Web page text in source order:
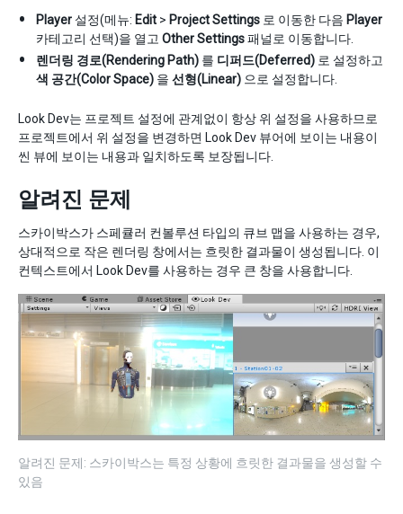
Player 설정(메뉴: Edit > Project Settings 로 이동한 다음 Player
카테고리 선택)을 열고 Other Settings패널로 이동합니다.
렌더링 경로(Rendering Path) 를 디퍼드(Deferred) 로 설정하고
색 공간(Color Space) 을 선형(Linear) 으로 설정합니다.
Look Dev는 프로젝트 설정에 관계없이 항상 위 설정을 사용하므로
프로젝트에서 위 설정을 변경하면 Look Dev 뷰어에 보이는 내용이
씬 뷰에 보이는 내용과 일치하도록 보장됩니다.
알려진 문제
스카이박스가 스페큘러 컨볼루션 타입의 큐브 맵을 사용하는 경우,
상대적으로 작은 렌더링 창에서는 흐릿한 결과물이 생성됩니다. 이
컨텍스트에서 Look Dev를 사용하는 경우 큰 창을 사용합니다.
알려진 문제: 스카이박스는 특정 상황에 흐릿한 결과물을 생성할 수
있음